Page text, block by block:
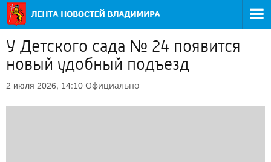
У Детского сада № 24 появится
новый удобный подъезд
2 июля 2026, 14:10 Официально